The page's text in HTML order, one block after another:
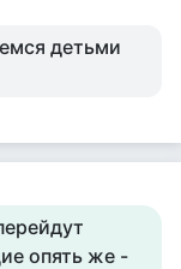
детьми
опять же -